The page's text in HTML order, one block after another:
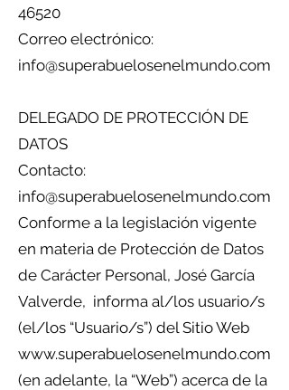
46520
Correo electrónico:
info@superabuelosenelmundo.com
DELEGADO DE PROTECCIÓN DE
DATOS
Contacto:
info@superabuelosenelmundo.com
Conforme a la legislación vigente
en materia de Protección de Datos
de Carácter Personal, José García
Valverde, informa al/los usuario/s
(el/los “Usuario/s”) del Sitio Web
www.superabuelosenelmundo.com
(en adelante, la “Web”) acerca de la